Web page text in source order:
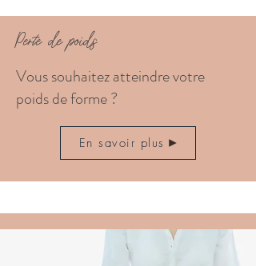
Perte de poids
Vous souhaitez atteindre votre
poids de forme ?
En savoir plus